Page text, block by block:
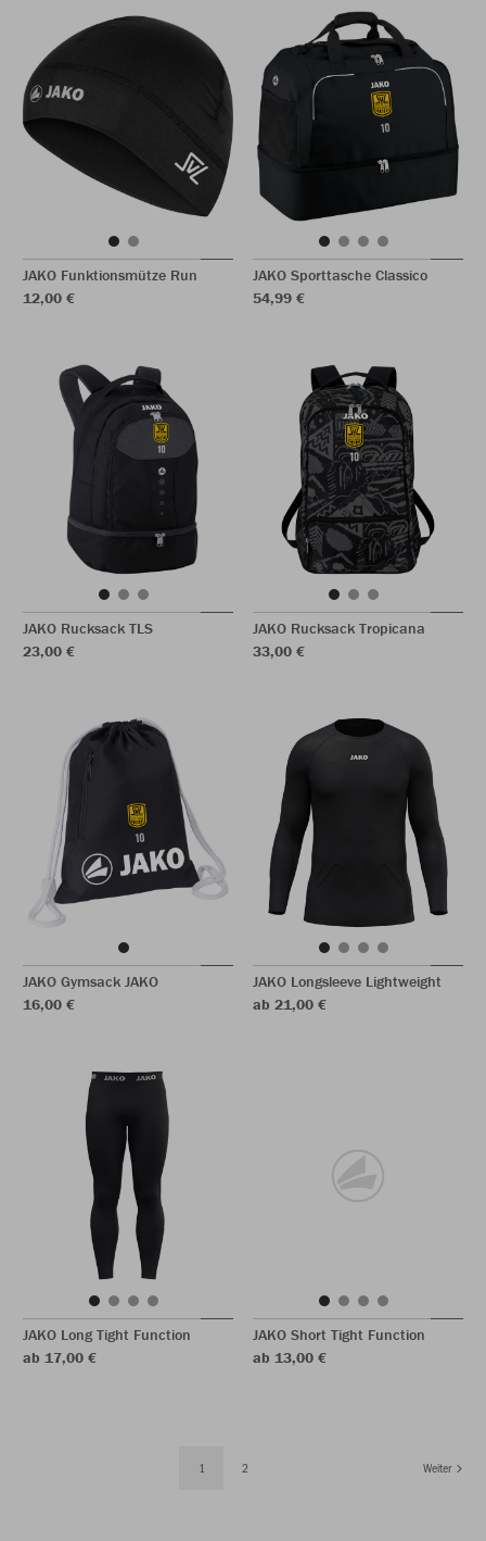
JAKO Funktionsmütze Run
12,00 €
JAKO Sporttasche Classico
54,99 €
JAKO Rucksack TLS
23,00 €
JAKO Rucksack Tropicana
33,00 €
JAKO Gymsack JAKO
16,00 €
JAKO Longsleeve Lightweight
ab 21,00 €
JAKO Long Tight Function
ab 17,00 €
JAKO Short Tight Function
ab 13,00 €
1 2 Weiter